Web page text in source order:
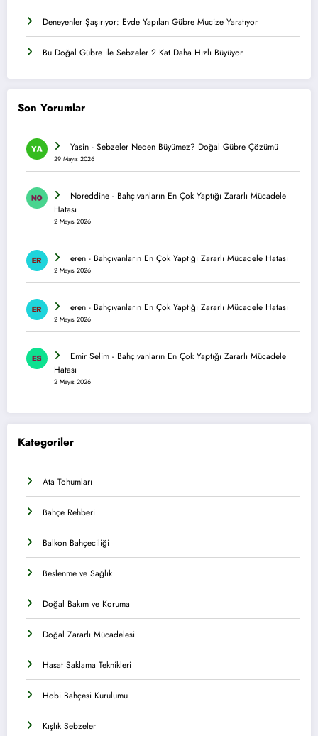
Deneyenler Şaşırıyor: Evde Yapılan Gübre Mucize Yaratıyor
Bu Doğal Gübre ile Sebzeler 2 Kat Daha Hızlı Büyüyor
Son Yorumlar
Yasin - Sebzeler Neden Büyümez? Doğal Gübre Çözümü
29 Mayıs 2026
Noreddine - Bahçıvanların En Çok Yaptığı Zararlı Mücadele
Hatası
2 Mayıs 2026
eren - Bahçıvanların En Çok Yaptığı Zararlı Mücadele Hatası
2 Mayıs 2026
eren - Bahçıvanların En Çok Yaptığı Zararlı Mücadele Hatası
2 Mayıs 2026
Emir Selim - Bahçıvanların En Çok Yaptığı Zararlı Mücadele
Hatası
2 Mayıs 2026
Kategoriler
Ata Tohumları
Bahçe Rehberi
Balkon Bahçeciliği
Beslenme ve Sağlık
Doğal Bakım ve Koruma
Doğal Zararlı Mücadelesi
Hasat Saklama Teknikleri
Hobi Bahçesi Kurulumu
Kışlık Sebzeler